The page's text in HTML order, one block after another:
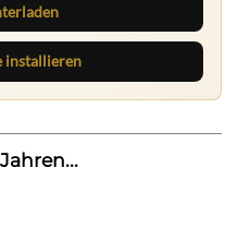
installieren